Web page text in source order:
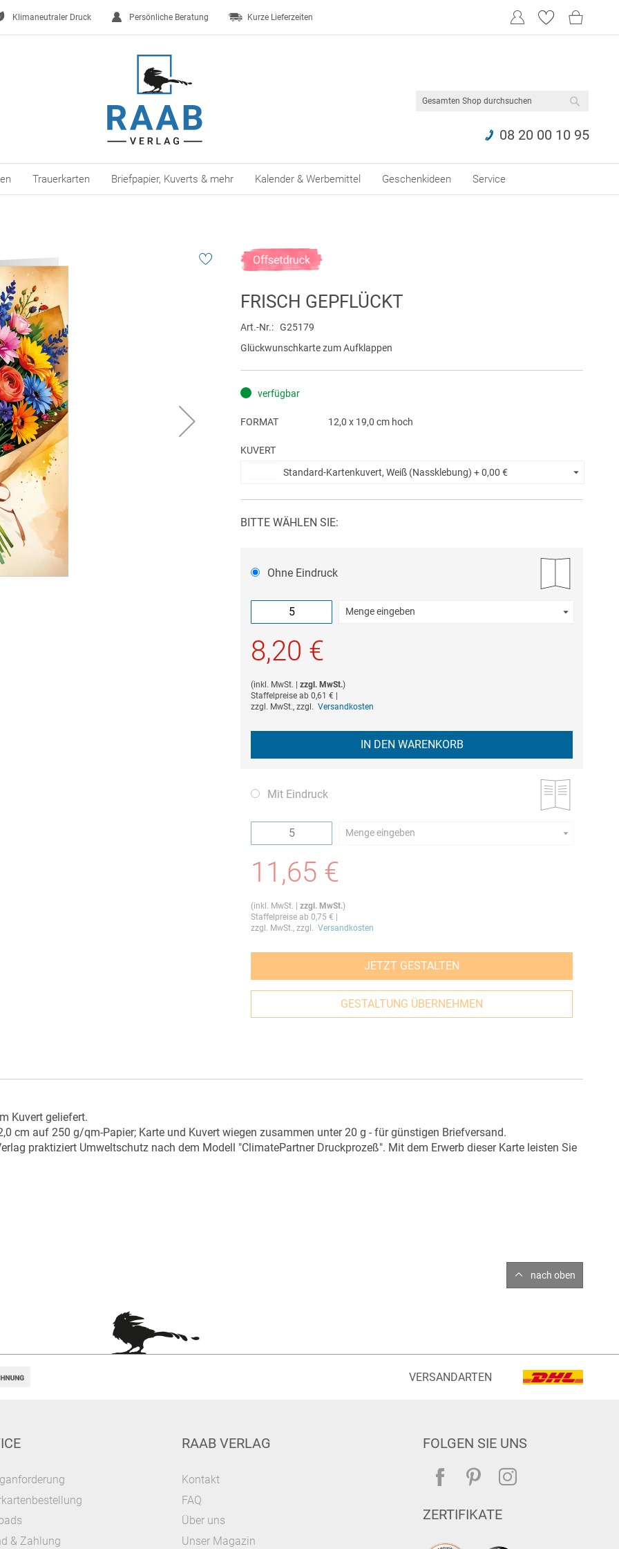
Klimaneutraler Druck Persönliche Beratung Kurze Lieferzeiten
08 20 00 10 95
Trauerkarten Briefpapier, Kuverts & mehr Kalender & Werbemittel Geschenkideen Service
FRISCH GEPFLÜCKT
Art.-Nr.
G25179
Glückwunschkarte zum Aufklappen
verfügbar
FORMAT 12,0 x 19,0 cm hoch
KUVERT
Standard-Kartenkuvert, Weiß (Nassklebung) +0,00 €
BITTE WÄHLEN SIE:
Ohne Eindruck
Menge eingeben
8,20 €
(inkl. MwSt. | zzgl. MwSt.)
Staffelpreise ab 0,61 € |
zzgl. MwSt., zzgl. Versandkosten
IN DEN WARENKORB
Mit Eindruck
Menge eingeben
11,65 €
(inkl. MwSt. | zzgl. MwSt.)
Staffelpreise ab 0,75 € |
zzgl. MwSt., zzgl. Versandkosten
JETZT GESTALTEN
GESTALTUNG ÜBERNEHMEN
Kuvert geliefert.
cm auf 250 g/qm-Papier; Karte und Kuvert wiegen zusammen unter 20 g - für günstigen Briefversand.
praktiziert Umweltschutz nach dem Modell "ClimatePartner Druckprozeß". Mit dem Erwerb dieser Karte leisten Sie
nach oben
VERSANDARTEN
& Zahlung
RAAB VERLAG
Kontakt
FAQ
Über uns
Unser Magazin
FOLGEN SIE UNS
ZERTIFIKATE